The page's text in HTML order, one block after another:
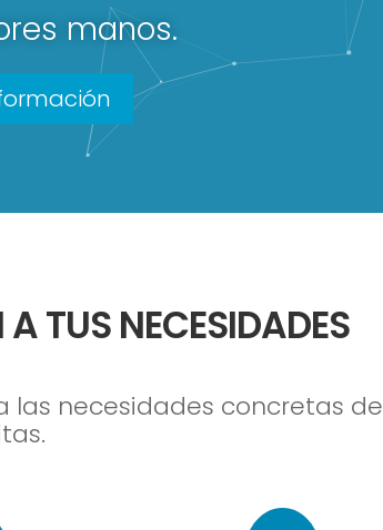
manos.
TUS NECESIDADES
las necesidades concretas de